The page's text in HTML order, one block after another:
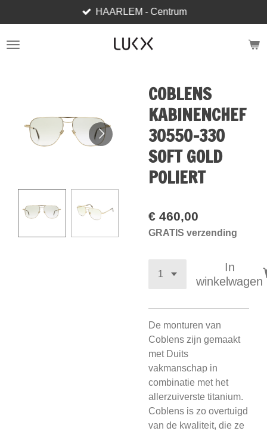
direct
naar
HAARLEM - Centrum
COBLENS
KABINENCHEF
30550-330
SOFT GOLD
POLIERT
€ 460,00
GRATIS verzending
In
winkelwagen
De monturen van
Coblens zijn gemaakt
met Duits
vakmanschap in
combinatie met het
allerzuiverste titanium.
Coblens is zo overtuigd
van de kwaliteit, die ze